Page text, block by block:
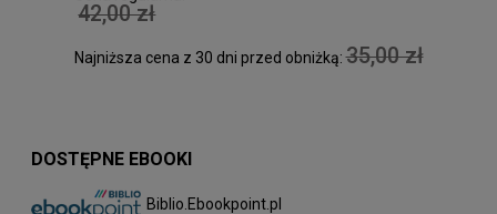
42,00 zł
Najniższa cena z 30 dni przed obniżką:35,00 zł
DOSTĘPNE EBOOKI
Biblio.Ebookpoint.pl